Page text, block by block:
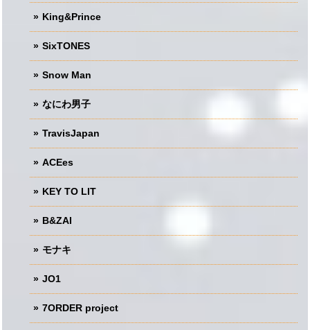
King&Prince
SixTONES
Snow Man
なにわ男子
TravisJapan
ACEes
KEY TO LIT
B&ZAI
モナキ
JO1
7ORDER project